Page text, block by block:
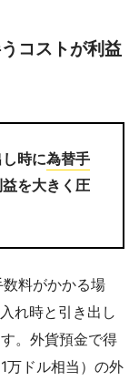
コストが利益
時に為替手
を大きく圧
料がかかる場
れ時と引き出し
。外貨預金で得
万ドル相当）の外